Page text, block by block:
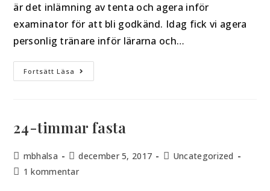
är det inlämning av tenta och agera inför
examinator för att bli godkänd. Idag fick vi agera
personlig tränare inför lärarna och…
Fortsätt Läsa
24-timmar fasta
mbhalsa december 5, 2017
Uncategorized
1 kommentar